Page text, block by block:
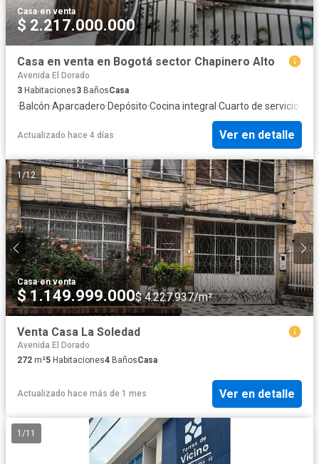
Casa·en venta
$ 2.217.000.000
Casa en venta en Bogotá sector Chapinero Alto
Avenida El Dorado
3 Habitaciones3 BañosCasa
·Balcón·Aparcadero·Depósito·Cocina integral ·Cuarto de servicio
Actualizado hace 4 días Ver en detalle
1/12
Casa·en venta
$ 1.149.999.000$ 4.227.937/m²
Venta Casa La Soledad
Avenida El Dorado
272 m²5 Habitaciones4 BañosCasa
Actualizado hace más de 1 mes Ver en detalle
1 /11